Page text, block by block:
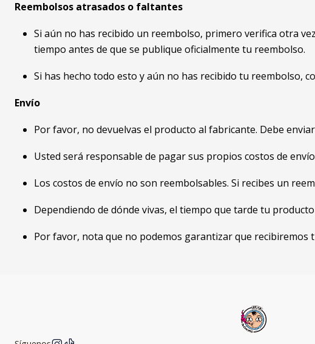
Reembolsos atrasados ​​o faltantes
Si aún no has recibido un reembolso, primero verifica otra
tiempo antes de que se publique oficialmente tu reembolso.
Si has hecho todo esto y aún no has recibido tu reembolso,
Envío
Por favor, no devuelvas el producto al fabricante. Debe
Usted será responsable de pagar sus propios costos de
Los costos de envío no son reembolsables. Si recibes un
Dependiendo de dónde vivas, el tiempo que tarde tu
Por favor, nota que no podemos garantizar que recibiremos